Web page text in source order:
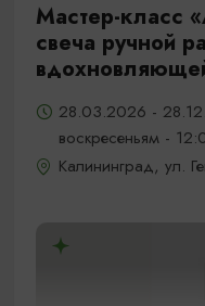
Мастер-класс
свеча ручной
28.03.2026 -
воскресеньям -
Калининград, ул.